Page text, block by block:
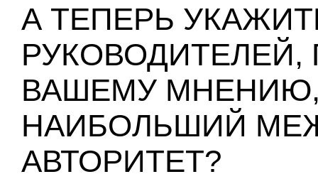
А ТЕПЕРЬ
ВАШЕМУ
НАИБОЛЬШИЙ
АВТОРИТЕТ?